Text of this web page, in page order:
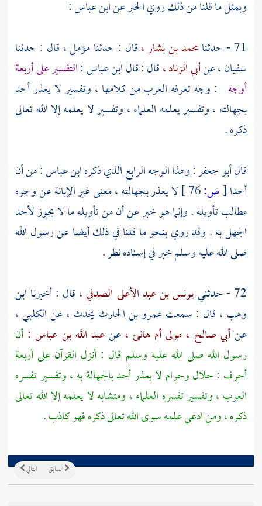
وبمثل ما قلنا من ذلك روي الخبر عنابن عباس :
71 - حدثنا
محمد بن بشار ،قال : حدثنامؤمل ، قال : حدثنا
سفيان ،عنأبي الزناد ،قال : قالابن عباس:التفسير على أربعة
أوجه : وجه تعرفه العربمن كلامها ، وتفسير لا يعذر أحد
بجهالته ، وتفسير يعلمه العلماء ، وتفسير لا يعلمه إلا الله تعالى
ذكره .
قالأبو جعفر: وهذا الوجه الرابع الذي ذكرهابن عباس :من أن
أحدا[ص:
لا يعذر بجهالته ، معنى غير الإبانة عن وجوه
مطالب تأويله . وإنما هو خبر عن أن من تأويله ما لا يجوز لأحد
الجهل به . وقد روي بنحو ما قلنا في ذلك أيضا عن رسول الله
صلى الله عليه وسلم خبر في إسناده نظر .
72 - حدثني
يونس بن عبد الأعلى الصدفي ، قال : أخبرنا ابن
وهب ، قال : سمعتعمرو بن الحارث يحدث ، عنالكلبي ،
عنأبي صالح ، مولى أم هانئ ،عنعبد الله بن عباس : أن
رسول الله صلى الله عليه وسلم قال : أنزل القرآن على أربعة
أحرف : حلال وحرام لا يعذر أحد بالجهالة به ، وتفسير تفسره
العرب ، وتفسير تفسره العلماء ، ومتشابه لا يعلمه إلا الله تعالى
ذكره ، ومن ادعى علمه سوى الله تعالى ذكره فهو كاذب .
التالي السابق